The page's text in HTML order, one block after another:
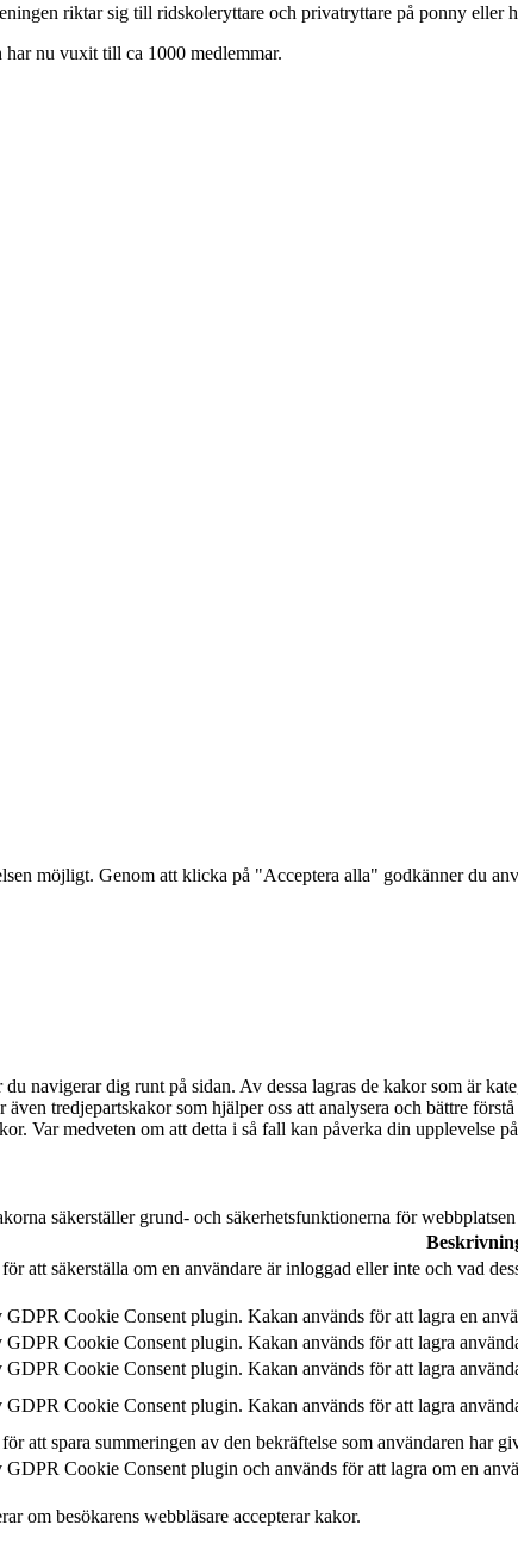
riktar sig till ridskoleryttare och privatryttare på ponny eller
nu vuxit till ca 1000 medlemmar.
möjligt. Genom att klicka på "Acceptera alla" godkänner du
navigerar dig runt på sidan. Av dessa lagras de kakor som är
tredjepartskakor som hjälper oss att analysera och bättre
Var medveten om att detta i så fall kan påverka din upplevelse
säkerställer grund- och säkerhetsfunktionerna för
att säkerställa om en användare är inloggad eller inte och vad
GDPR Cookie Consent plugin. Kakan används för att lagra en
GDPR Cookie Consent plugin. Kakan används för att lagra
GDPR Cookie Consent plugin. Kakan används för att lagra
GDPR Cookie Consent plugin. Kakan används för att lagra
att spara summeringen av den bekräftelse som användaren har
GDPR Cookie Consent plugin och används för att lagra om en
om besökarens webbläsare accepterar kakor.